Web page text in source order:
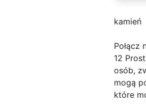
kamień
Połącz
12
osób,
mogą
które